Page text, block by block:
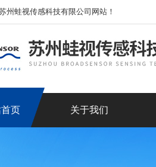
州蛙视传感科技有限公司网站！
页 关于我们